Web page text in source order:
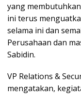
yang
ini terus
selama ini dan
Perusahaan dan
Sabidin.
VP Relations &
mengatakan,